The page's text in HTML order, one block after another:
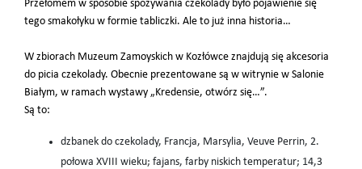
Przełomem w sposobie spożywania czekolady było pojawienie się
tego smakołyku w formie tabliczki. Ale to już inna historia…
W zbiorach Muzeum Zamoyskich w Kozłówce znajdują się akcesoria
do picia czekolady. Obecnie prezentowane są w witrynie w Salonie
Białym, w ramach wystawy „Kredensie, otwórz się…”.
Są to:
dzbanek do czekolady, Francja, Marsylia, Veuve Perrin, 2.
połowa XVIII wieku; fajans, farby niskich temperatur; 14,3